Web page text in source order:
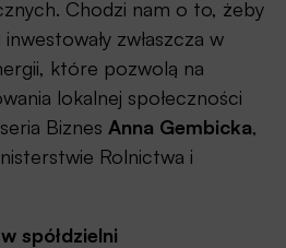
Chodzi nam o to, żeby
zwłaszcza w
które pozwolą na
lokalnej społeczności
Biznes Anna Gembicka,
Rolnictwa i
spółdzielni